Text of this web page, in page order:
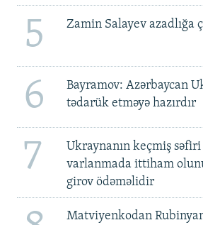
5 Zamin Salayev azadlığa
6
Bayramov: Azərbaycan
tədarük etməyə hazırdır
7
Ukraynanın keçmiş
varlanmada ittiham
girov ödəməlidir
Matviyenkodan